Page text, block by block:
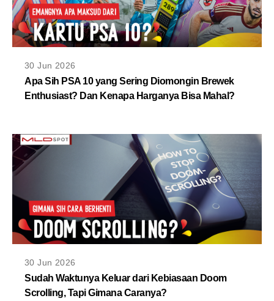
30 Jun 2026
Apa Sih PSA 10 yang Sering Diomongin Brewek
Enthusiast? Dan Kenapa Harganya Bisa Mahal?
30 Jun 2026
Sudah Waktunya Keluar dari Kebiasaan Doom
Scrolling, Tapi Gimana Caranya?